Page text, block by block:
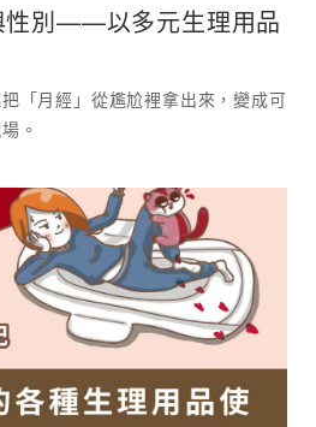
性別——以多元生理用品
「月經」從尷尬裡拿出來，變成可